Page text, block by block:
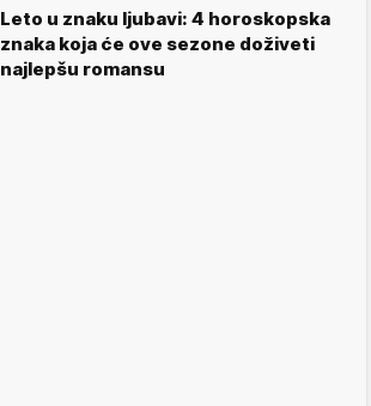
Leto u znaku ljubavi: 4 horoskopska
znaka koja će ove sezone doživeti
najlepšu romansu